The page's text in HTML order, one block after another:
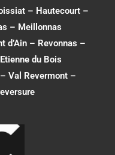
– Hautecourt–
– Meillonnas
d’Ain – Revonnas –
du Bois
Val Revermont–